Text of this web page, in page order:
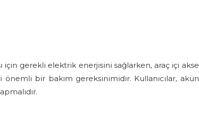
gerekli elektrik enerjisini sağlarken, araç içi
önemli bir bakım gereksinimidir. Kullanıcılar,